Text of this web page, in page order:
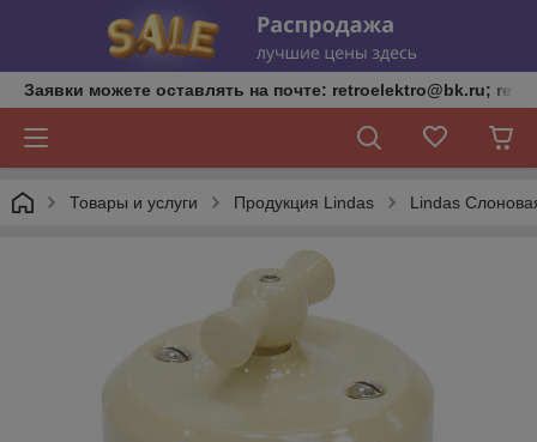
Заявки можете оставлять на почте: retroelektro@bk.ru;
Товары и услуги Продукция Lindas Lindas